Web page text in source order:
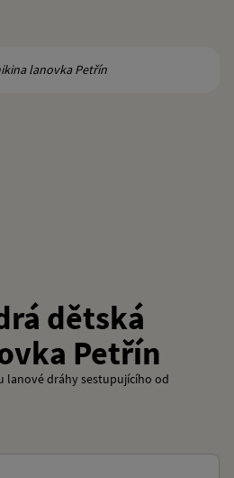
dětská
Petřín
lanové dráhy sestupujícího od